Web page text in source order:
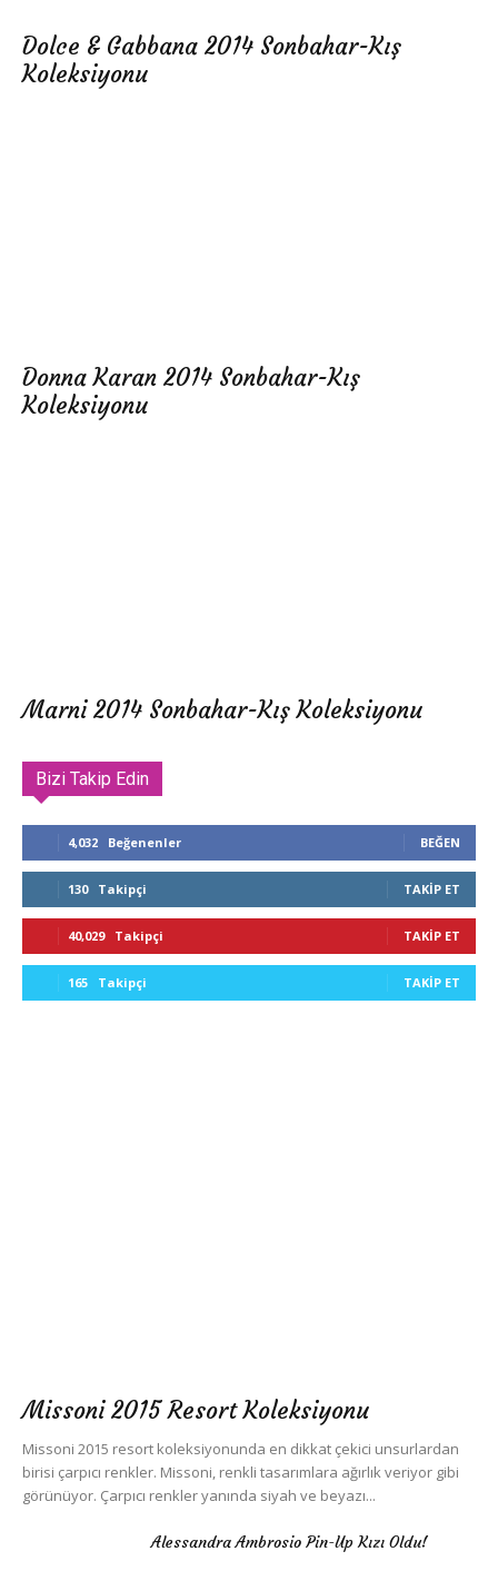
Dolce & Gabbana 2014 Sonbahar-Kış
Koleksiyonu
Donna Karan 2014 Sonbahar-Kış
Koleksiyonu
Marni 2014 Sonbahar-Kış Koleksiyonu
Bizi Takip Edin
4,032 Beğenenler BEĞEN
130 Takipçi TAKIP ET
40,029 Takipçi TAKIP ET
165 Takipçi TAKIP ET
Missoni 2015 Resort Koleksiyonu
Missoni 2015 resort koleksiyonunda en dikkat çekici unsurlardan
birisi çarpıcı renkler. Missoni, renkli tasarımlara ağırlık veriyor gibi
görünüyor. Çarpıcı renkler yanında siyah ve beyazı...
Alessandra Ambrosio Pin-Up Kızı Oldu!